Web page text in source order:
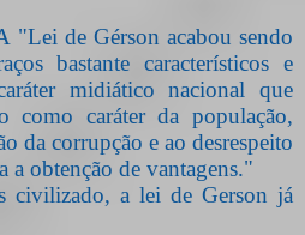
"Lei de Gérson acabou sendo
bastante característicos e
midiático nacional que
como caráter da população,
da corrupção e ao desrespeito
a obtenção de vantagens."
civilizado, a lei de Gerson já